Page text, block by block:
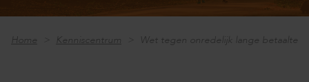
Home Kenniscentrum Wet tegen onredelijk lange